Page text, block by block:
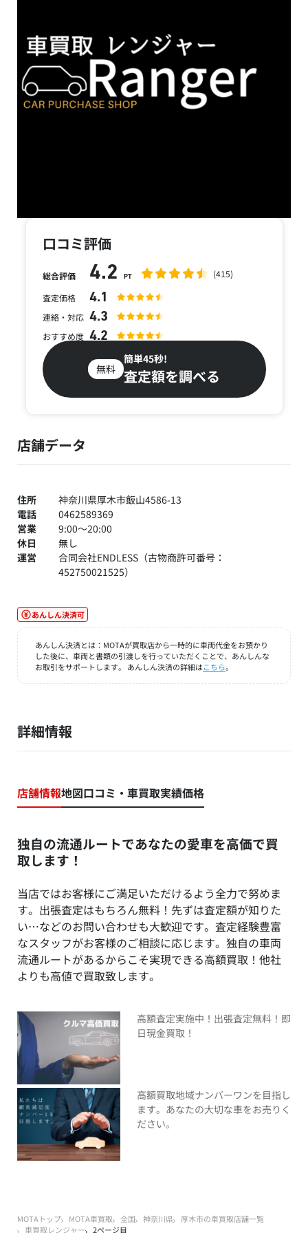
口コミ評価
総合評価 4.2 PT (415)
査定価格
連絡・対応
おすすめ度
4.1
4.3
4.2
無料
簡単45秒!
査定額を調べる
店舗データ
住所
神奈川県厚木市飯山4586-13
電話
0462589369
営業
9:00～20:00
休日
無し
運営
合同会社ENDLESS（古物商許可番号：
452750021525）
あんしん決済可
あんしん決済とは：MOTAが買取店から一時的に車両代金をお預かり
した後に、車両と書類の引渡しを行っていただくことで、あんしんな
お取引をサポートします。 あんしん決済の詳細はこちら。
詳細情報
店舗情報地図口コミ・車買取実績価格
独自の流通ルートであなたの愛車を高価で買
取します！
当店ではお客様にご満足いただけるよう全力で努めま
す。出張査定はもちろん無料！先ずは査定額が知りた
い…などのお問い合わせも大歓迎です。査定経験豊富
なスタッフがお客様のご相談に応じます。独自の車両
流通ルートがあるからこそ実現できる高額買取！他社
よりも高値で買取致します。
高額査定実施中！出張査定無料！即
日現金買取！
高額買取地域ナンバーワンを目指し
ます。あなたの大切な車をお売りく
ださい。
MOTAトップ MOTA車買取 全国 神奈川県
厚木市の車買取店舗一覧
車買取レンジャー
2ページ目